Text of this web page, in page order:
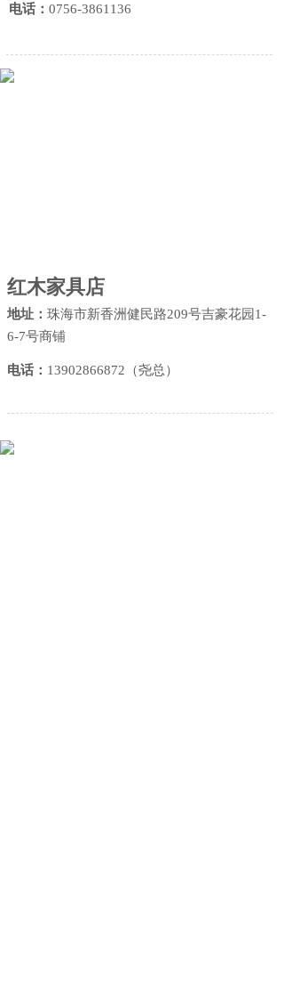
电话 ： 0756-3861136
红木家具店
地址： 珠海市新香洲健民路209号吉豪花园1-
6-7号商铺
电话 ： 13902866872（尧总）